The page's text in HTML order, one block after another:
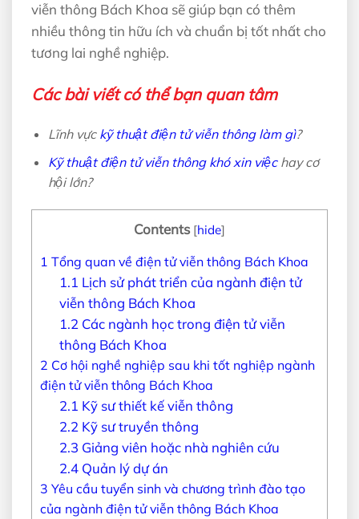
viễn thông Bách Khoa sẽ giúp bạn có thêm
nhiều thông tin hữu ích và chuẩn bị tốt nhất cho
tương lai nghề nghiệp.
Các bài viết có thể bạn quan tâm
Lĩnh vực kỹ thuật điện tử viễn thông làm gì?
Kỹ thuật điện tử viễn thông khó xin việchay cơ
hội lớn?
Contents [hide]
1 Tổng quan về điện tử viễn thông Bách Khoa
1.1 Lịch sử phát triển của ngành điện tử
viễn thông Bách Khoa
1.2 Các ngành học trong điện tử viễn
thông Bách Khoa
2 Cơ hội nghề nghiệp sau khi tốt nghiệp ngành
điện tử viễn thông Bách Khoa
2.1 Kỹ sư thiết kế viễn thông
2.2 Kỹ sư truyền thông
2.3 Giảng viên hoặc nhà nghiên cứu
2.4Quản lý dự án
3 Yêu cầu tuyển sinh và chương trình đào tạo
của ngành điện tử viễn thông Bách Khoa